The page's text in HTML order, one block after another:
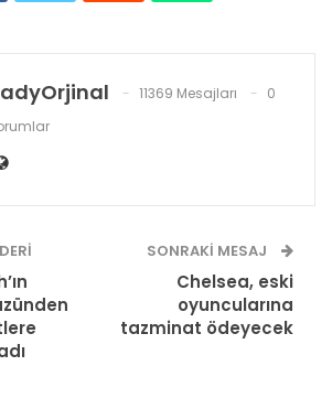
11369 Mesajları
0
SONRAKI MESAJ
Chelsea, eski
oyuncularına
tazminat ödeyecek